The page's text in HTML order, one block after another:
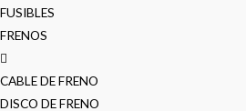
FUSIBLES
FRENOS
CABLE DE FRENO
DISCO DE FRENO